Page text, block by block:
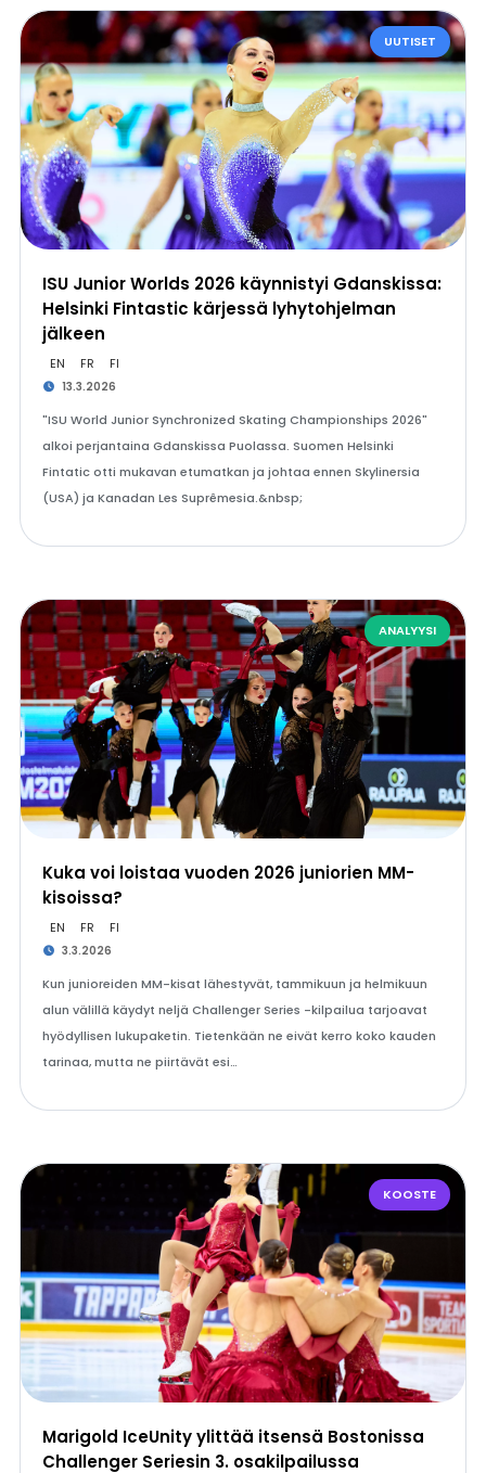
UUTISET
ISU Junior Worlds 2026 käynnistyi Gdanskissa:
Helsinki Fintastic kärjessä lyhytohjelman
jälkeen
EN FR FI
13.3.2026
"ISU World Junior Synchronized Skating Championships 2026"
alkoi perjantaina Gdanskissa Puolassa. Suomen Helsinki
Fintatic otti mukavan etumatkan ja johtaa ennen Skylinersia
(USA) ja Kanadan Les Suprêmesia.&nbsp;
ANALYYSI
Kuka voi loistaa vuoden 2026 juniorien MM-
kisoissa?
EN FR FI
3.3.2026
Kun junioreiden MM-kisat lähestyvät, tammikuun ja helmikuun
alun välillä käydyt neljä Challenger Series -kilpailua tarjoavat
hyödyllisen lukupaketin. Tietenkään ne eivät kerro koko kauden
tarinaa, mutta ne piirtävät esi…
KOOSTE
Marigold IceUnity ylittää itsensä Bostonissa
Challenger Seriesin 3. osakilpailussa